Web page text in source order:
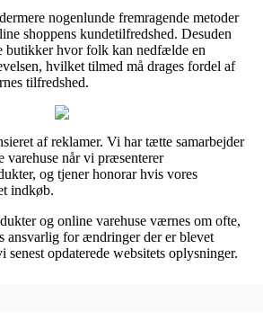
nogenlunde fremragende metoder
shoppens kundetilfredshed. Desuden
butikker hvor folk kan nedfælde en
hvilket tilmed må drages fordel af
tilfredshed.
af reklamer. Vi har tætte samarbejder
varehuse når vi præsenterer
og tjener honorar hvis vores
indkøb.
og online varehuse værnes om ofte,
ansvarlig for ændringer der er blevet
senest opdaterede websitets oplysninger.